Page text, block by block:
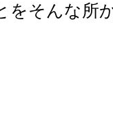
をそんな所